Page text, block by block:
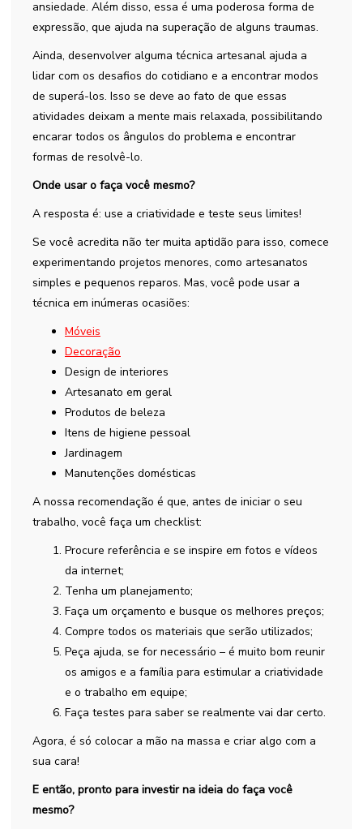
ansiedade. Além disso, essa é uma poderosa forma de
expressão, que ajuda na superação de alguns traumas.
Ainda, desenvolver alguma técnica artesanal ajuda a
lidar com os desafios do cotidiano e a encontrar modos
de superá-los. Isso se deve ao fato de que essas
atividades deixam a mente mais relaxada, possibilitando
encarar todos os ângulos do problema e encontrar
formas de resolvê-lo.
Onde usar o faça você mesmo?
A resposta é: use a criatividade e teste seus limites!
Se você acredita não ter muita aptidão para isso, comece
experimentando projetos menores, como artesanatos
simples e pequenos reparos. Mas, você pode usar a
técnica em inúmeras ocasiões:
Móveis
Decoração
Design de interiores
Artesanato em geral
Produtos de beleza
Itens de higiene pessoal
Jardinagem
Manutenções domésticas
A nossa recomendação é que, antes de iniciar o seu
trabalho, você faça um checklist:
Procure referência e se inspire em fotos e vídeos
da internet;
Tenha um planejamento;
Faça um orçamento e busque os melhores preços;
Compre todos os materiais que serão utilizados;
Peça ajuda, se for necessário – é muito bom reunir
os amigos e a família para estimular a criatividade
e o trabalho em equipe;
Faça testes para saber se realmente vai dar certo.
Agora, é só colocar a mão na massa e criar algo com a
sua cara!
E então, pronto para investir na ideia do faça você
mesmo?